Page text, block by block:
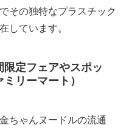
その独特なプラスチック
しています。
定フェアやスポッ
リーマート）
ちゃんヌードルの流通